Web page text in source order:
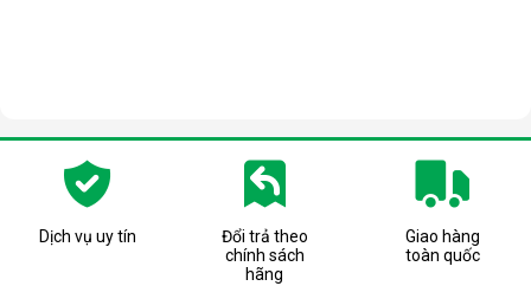
Dịch vụ uy tín
Đổi trả theo
chính sách
hãng
Giao hàng
toàn quốc